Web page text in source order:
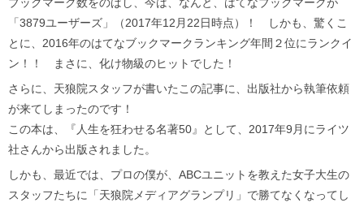
「3879ユーザーズ」（2017年12月22日時点）！ しかも、驚くこ
とに、2016年のはてなブックマークランキング年間２位にランクイ
ン！！ まさに、化け物級のヒットでした！
さらに、天狼院スタッフが書いたこの記事に、出版社から執筆依頼
が来てしまったのです！
この本は、『人生を狂わせる名著50』として、2017年9月にライツ
社さんから出版されました。
しかも、最近では、プロの僕が、ABCユニットを教えた女子大生の
スタッフたちに「天狼院メディアグランプリ」で勝てなくなってし